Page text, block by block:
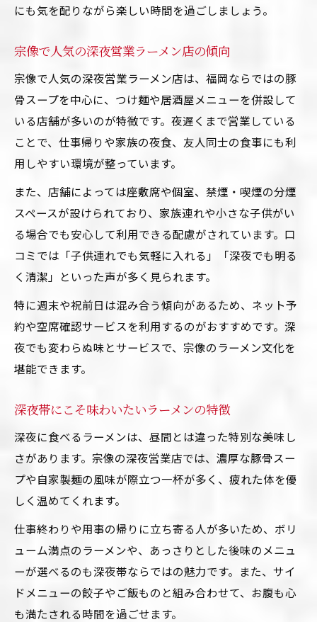
にも気を配りながら楽しい時間を過ごしましょう。
宗像で人気の深夜営業ラーメン店の傾向
宗像で人気の深夜営業ラーメン店は、福岡ならではの豚
骨スープを中心に、つけ麺や居酒屋メニューを併設して
いる店舗が多いのが特徴です。夜遅くまで営業している
ことで、仕事帰りや家族の夜食、友人同士の食事にも利
用しやすい環境が整っています。
また、店舗によっては座敷席や個室、禁煙・喫煙の分煙
スペースが設けられており、家族連れや小さな子供がい
る場合でも安心して利用できる配慮がされています。口
コミでは「子供連れでも気軽に入れる」「深夜でも明る
く清潔」といった声が多く見られます。
特に週末や祝前日は混み合う傾向があるため、ネット予
約や空席確認サービスを利用するのがおすすめです。深
夜でも変わらぬ味とサービスで、宗像のラーメン文化を
堪能できます。
深夜帯にこそ味わいたいラーメンの特徴
深夜に食べるラーメンは、昼間とは違った特別な美味し
さがあります。宗像の深夜営業店では、濃厚な豚骨スー
プや自家製麺の風味が際立つ一杯が多く、疲れた体を優
しく温めてくれます。
仕事終わりや用事の帰りに立ち寄る人が多いため、ボリ
ューム満点のラーメンや、あっさりとした後味のメニュ
ーが選べるのも深夜帯ならではの魅力です。また、サイ
ドメニューの餃子やご飯ものと組み合わせて、お腹も心
も満たされる時間を過ごせます。